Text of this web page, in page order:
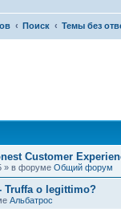
Поиск Темы без
Customer
» в форуме Общий форум
Truffa o legittimo?
Альбатрос